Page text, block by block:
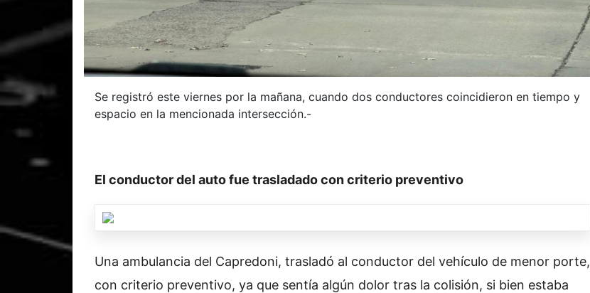
Se registró este viernes por la mañana, cuando dos conductores coincidieron en tiempo y
espacio en la mencionada intersección.-
El conductor del auto fue trasladado con criterio preventivo
Una ambulancia del Capredoni, trasladó al conductor del vehículo de menor porte,
con criterio preventivo, ya que sentía algún dolor tras la colisión, si bien estaba